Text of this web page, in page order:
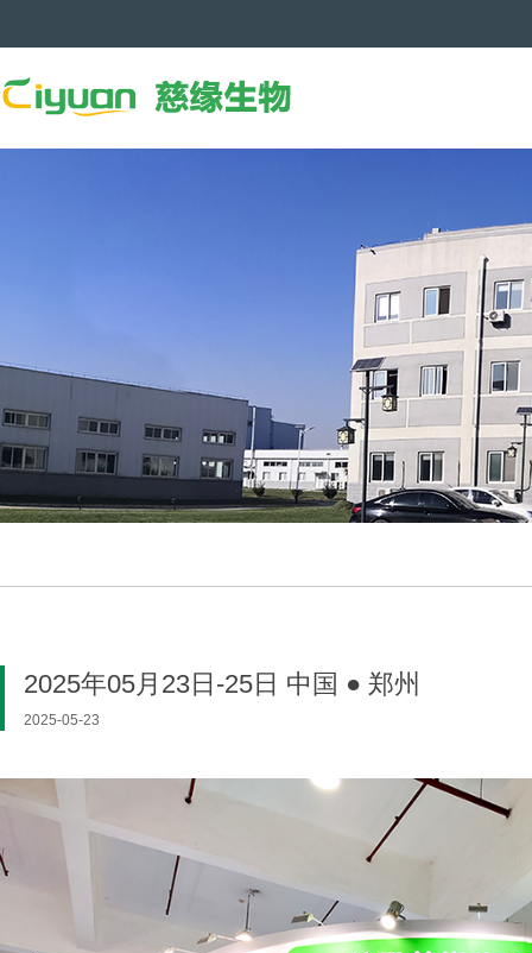
2025年05月23日-25日 中国 ● 郑州
2025-05-23